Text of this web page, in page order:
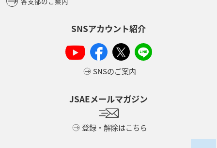
SNSアカウント紹介
SNSのご案内
JSAEメールマガジン
登録・解除はこちら